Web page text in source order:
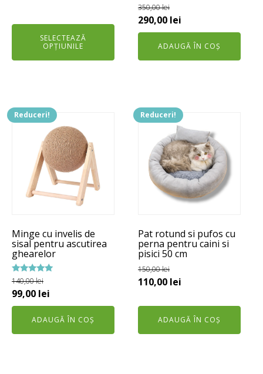
fost:
155,00 lei.
119,00 lei.
SELECTEAZĂ
OPȚIUNILE
Evaluat la
5.00
din 5
350,00lei
Prețul
inițial
fost:
290,00 lei
curent
este:
290,00 lei.
ADAUGĂ ÎN COȘ
Reduceri!
Minge cu invelis de
sisal pentru ascutirea
ghearelor
Evaluat la
5.00
din 5
140,00lei
Prețul
inițial
fost:
99,00 lei
curent
este:
99,00 lei.
ADAUGĂ ÎN COȘ
Reduceri!
Pat rotund si pufos cu
perna pentru caini si
pisici 50 cm
150,00lei
Prețul
a
fost:
110,00 lei
110,00 lei.
ADAUGĂ ÎN COȘ